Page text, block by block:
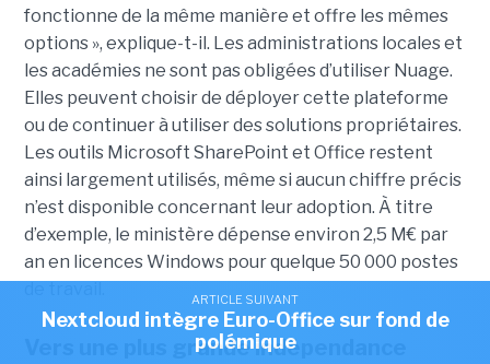
fonctionne de la même manière et offre les mêmes
options », explique-t-il. Les administrations locales et
les académies ne sont pas obligées d’utiliser Nuage.
Elles peuvent choisir de déployer cette plateforme
ou de continuer à utiliser des solutions propriétaires.
Les outils Microsoft SharePoint et Office restent
ainsi largement utilisés, même si aucun chiffre précis
n’est disponible concernant leur adoption. À titre
d’exemple, le ministère dépense environ 2,5 M€ par
an en licences Windows pour quelque 50 000 postes
Vers une plus grande indépendance
ARTICLE SUIVANT
Nextcloud intègre Euro-Office sur fond de
polémique